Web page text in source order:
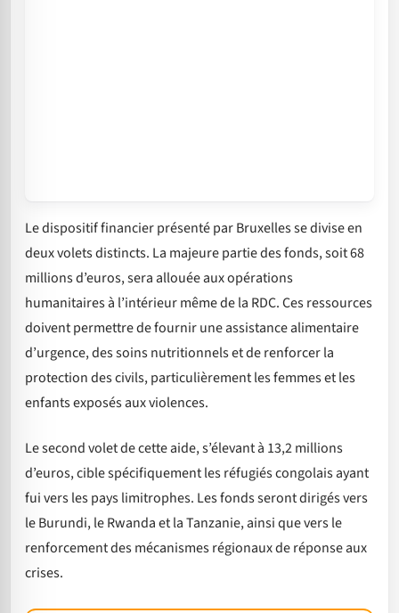
Le dispositif financier présenté par Bruxelles se divise en
deux volets distincts. La majeure partie des fonds, soit 68
millions d’euros, sera allouée aux opérations
humanitaires à l’intérieur même de la RDC. Ces ressources
doivent permettre de fournir une assistance alimentaire
d’urgence, des soins nutritionnels et de renforcer la
protection des civils, particulièrement les femmes et les
enfants exposés aux violences.
Le second volet de cette aide, s’élevant à 13,2 millions
d’euros, cible spécifiquement les réfugiés congolais ayant
fui vers les pays limitrophes. Les fonds seront dirigés vers
le Burundi, le Rwanda et la Tanzanie, ainsi que vers le
renforcement des mécanismes régionaux de réponse aux
crises.